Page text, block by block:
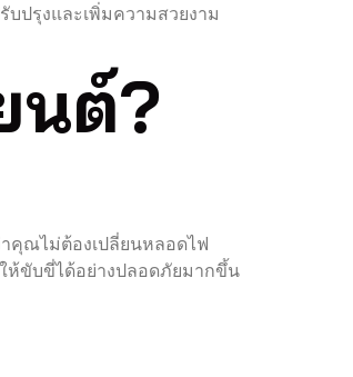
ปรุงและเพิ่มความสวยงาม
นต์?
คุณไม่ต้องเปลี่ยนหลอดไฟ
ห้ขับขี่ได้อย่างปลอดภัยมากขึ้น